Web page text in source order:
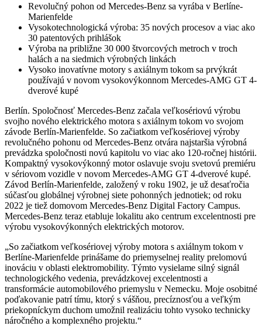
Revolučný pohon od Mercedes-Benz sa vyrába v Berlíne-
Marienfelde
Vysokotechnologická výroba: 35 nových procesov a viac ako
30 patentových prihlášok
Výroba na približne 30 000 štvorcových metroch v troch
halách a na siedmich výrobných linkách
Vysoko inovatívne motory s axiálnym tokom sa prvýkrát
používajú v novom vysokovýkonnom Mercedes-AMG GT 4-
dverové kupé
Berlín. Spoločnosť Mercedes-Benz začala veľkosériovú výrobu
svojho nového elektrického motora s axiálnym tokom vo svojom
závode Berlín-Marienfelde. So začiatkom veľkosériovej výroby
revolučného pohonu od Mercedes-Benz otvára najstaršia výrobná
prevádzka spoločnosti novú kapitolu vo viac ako 120-ročnej histórii.
Kompaktný vysokovýkonný motor oslavuje svoju svetovú premiéru
v sériovom vozidle v novom Mercedes-AMG GT 4-dverové kupé.
Závod Berlín-Marienfelde, založený v roku 1902, je už desaťročia
súčasťou globálnej výrobnej siete pohonných jednotiek; od roku
2022 je tiež domovom Mercedes-Benz Digital Factory Campus.
Mercedes-Benz teraz etabluje lokalitu ako centrum excelentnosti pre
výrobu vysokovýkonných elektrických motorov.
„So začiatkom veľkosériovej výroby motora s axiálnym tokom v
Berlíne-Marienfelde prinášame do priemyselnej reality prelomovú
inováciu v oblasti elektromobility. Týmto vysielame silný signál
technologického vedenia, prevádzkovej excelentnosti a
transformácie automobilového priemyslu v Nemecku. Moje osobitné
poďakovanie patrí tímu, ktorý s vášňou, precíznosťou a veľkým
priekopníckym duchom umožnil realizáciu tohto vysoko technicky
náročného a komplexného projektu.“